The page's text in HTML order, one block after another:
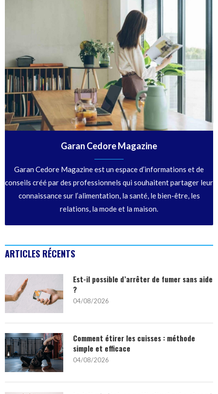
Garan Cedore Magazine
Garan Cedore Magazine est un espace d’informations et de
conseils créé par des professionnels qui souhaitent partager leur
connaissance sur l’alimentation, la santé, le bien-être, les
relations, la mode et la maison.
ARTICLES RÉCENTS
Est-il possible d’arrêter de fumer sans aide
?
04/08/2026
Comment étirer les cuisses : méthode
simple et efficace
04/08/2026